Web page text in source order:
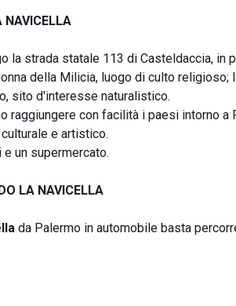
NAVICELLA
la strada statale 113 di Casteldaccia, in
della Milicia, luogo di culto religioso;
sito d'interesse naturalistico.
raggiungere con facilità i paesi intorno a
e artistico.
un supermercato.
LA NAVICELLA
da Palermo in automobile basta